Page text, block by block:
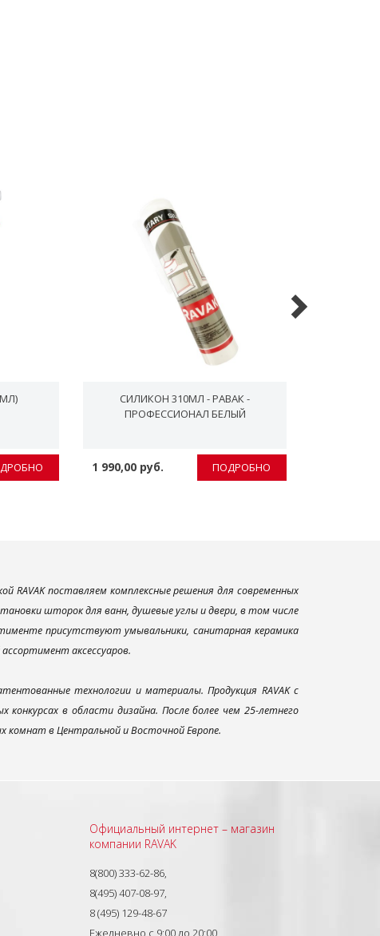
МЛ)
СИЛИКОН 310МЛ - РАВАК -
ПРОФЕСCИОHАЛ БЕЛЫЙ
1 990,00 руб. ПОДРОБНО
поставляем комплексные решения для современных
шторок для ванн, душевые углы и двери, в том числе
присутствуют умывальники, санитарная керамика
аксессуаров.
технологии и материалы. Продукция RAVAK с
в области дизайна. После более чем 25-летнего
комнат в Центральной и Восточной Европе.
Официальный интернет – магазин
компании RAVAK
8(800) 333-62-86,
8(495) 407-08-97,
8 (495) 129-48-67
Ежедневно с 9:00 до 20:00